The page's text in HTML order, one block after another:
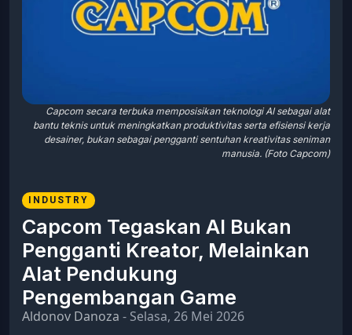
Capcom secara terbuka memposisikan teknologi AI sebagai alat
bantu teknis untuk meningkatkan produktivitas serta efisiensi kerja
desainer, bukan sebagai pengganti sentuhan kreativitas seniman
manusia. (Foto Capcom)
INDUSTRY
Capcom Tegaskan AI Bukan
Pengganti Kreator, Melainkan
Alat Pendukung
Pengembangan Game
Aldonov Danoza - Selasa, 26 Mei 2026